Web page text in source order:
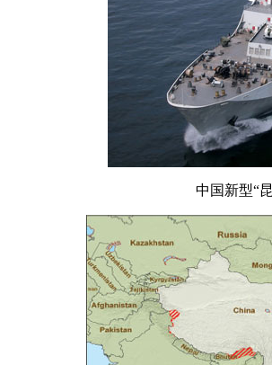
中国新型“